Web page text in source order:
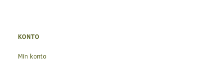
KONTO
Min konto